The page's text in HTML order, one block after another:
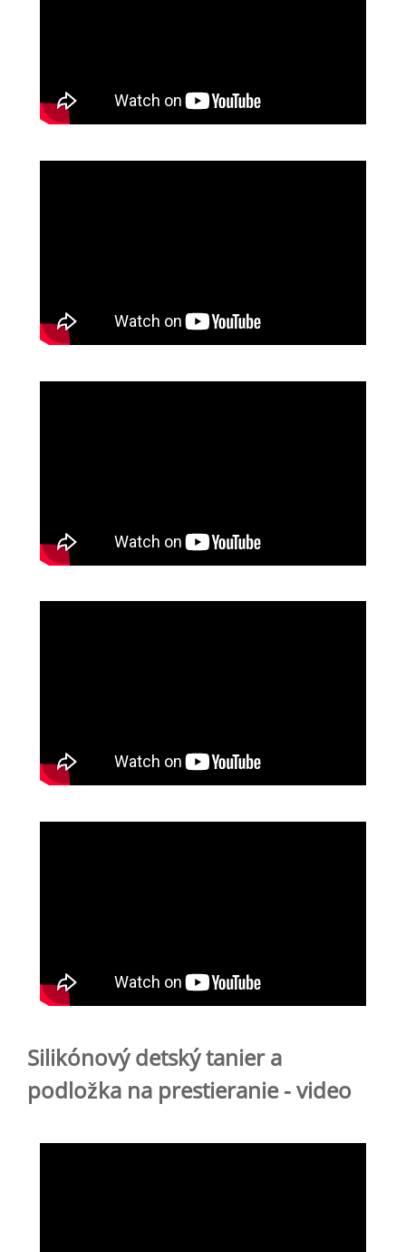
Silikónový detský tanier a
podložka na prestieranie - video